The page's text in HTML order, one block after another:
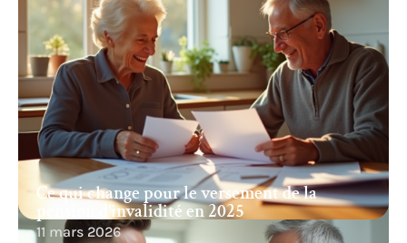
Ce qui change pour le versement de la
pension d’invalidité en 2025
11 mars 2026